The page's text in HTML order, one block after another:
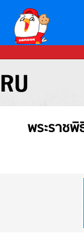
พระราช